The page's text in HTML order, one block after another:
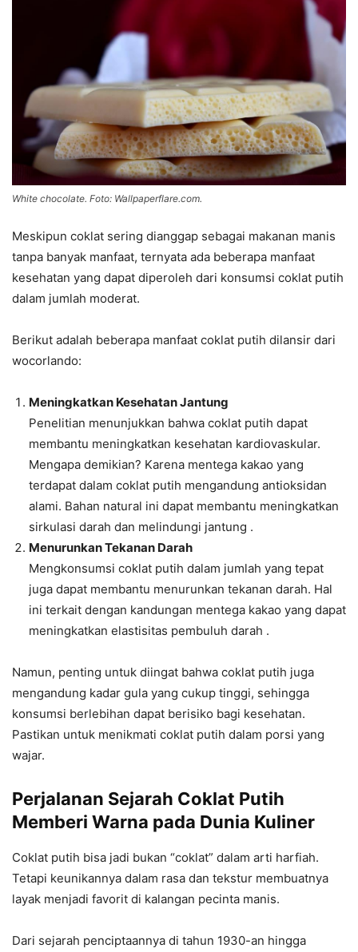
White chocolate. Foto: Wallpaperflare.com.
Meskipun coklat sering dianggap sebagai makanan manis
tanpa banyak manfaat, ternyata ada beberapa manfaat
kesehatan yang dapat diperoleh dari konsumsi coklat putih
dalam jumlah moderat.
Berikut adalah beberapa manfaat coklat putih dilansir dari
wocorlando:
Meningkatkan Kesehatan Jantung
Penelitian menunjukkan bahwa coklat putih dapat
membantu meningkatkan kesehatan kardiovaskular.
Mengapa demikian? Karena mentega kakao yang
terdapat dalam coklat putih mengandung antioksidan
alami. Bahan natural ini dapat membantu meningkatkan
sirkulasi darah dan melindungi jantung .
Menurunkan Tekanan Darah
Mengkonsumsi coklat putih dalam jumlah yang tepat
juga dapat membantu menurunkan tekanan darah. Hal
ini terkait dengan kandungan mentega kakao yang dapat
meningkatkan elastisitas pembuluh darah .
Namun, penting untuk diingat bahwa coklat putih juga
mengandung kadar gula yang cukup tinggi, sehingga
konsumsi berlebihan dapat berisiko bagi kesehatan.
Pastikan untuk menikmati coklat putih dalam porsi yang
wajar.
Perjalanan Sejarah Coklat Putih
Memberi Warna pada Dunia Kuliner
Coklat putih bisa jadi bukan “coklat” dalam arti harfiah.
Tetapi keunikannya dalam rasa dan tekstur membuatnya
layak menjadi favorit di kalangan pecinta manis.
Dari sejarah penciptaannya di tahun 1930-an hingga